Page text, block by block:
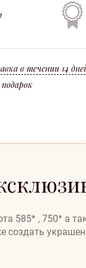
на все
изделия
в течении 14
585* , 750* а
создать